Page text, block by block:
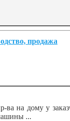
продажа
на дому у
...